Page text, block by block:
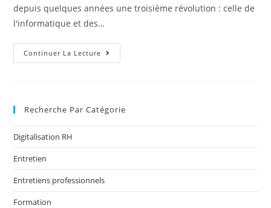
depuis quelques années une troisième révolution : celle de
l'informatique et des…
Continuer La Lecture
Recherche Par Catégorie
Digitalisation RH
Entretien
Entretiens professionnels
Formation